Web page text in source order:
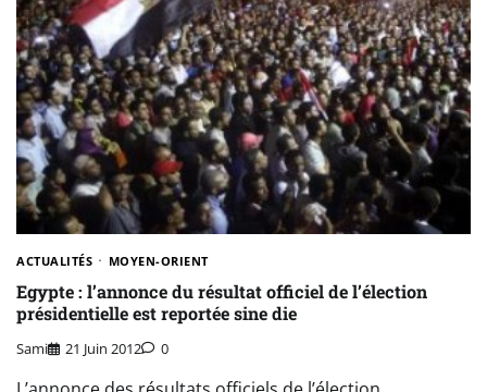
ACTUALITÉS MOYEN-ORIENT
Egypte : l’annonce du résultat officiel de l’élection
présidentielle est reportée sine die
Sami 21 Juin 2012 0